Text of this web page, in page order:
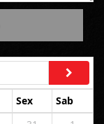
Sex
Sab